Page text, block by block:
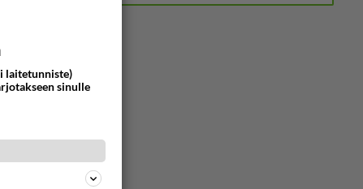
<50 0
laitetunniste)
sinulle